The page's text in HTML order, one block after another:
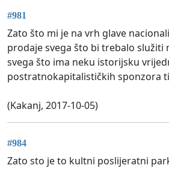
#981
Zato što mi je na vrh glave
prodaje svega što bi trebalo služiti
svega što ima neku istorijsku
postratnokapitalističkih sponzora
(Kakanj, 2017-10-05)
#984
Zato sto je to kultni poslijeratni